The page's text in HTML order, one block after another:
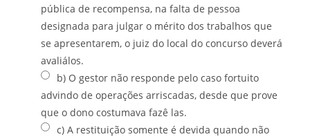
pública de recompensa, na falta de pessoa
designada para julgar o mérito dos trabalhos que
se apresentarem, o juiz do local do concurso deverá
avaliálos.
b) O gestor não responde pelo caso fortuito
advindo de operações arriscadas, desde que prove
que o dono costumava fazê las.
c) A restituição somente é devida quando não